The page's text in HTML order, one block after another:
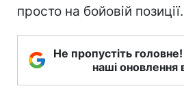
просто на бойовій позиції.
Не пропустіть
наші оновлення